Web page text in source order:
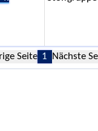
Seite 1 Nächste